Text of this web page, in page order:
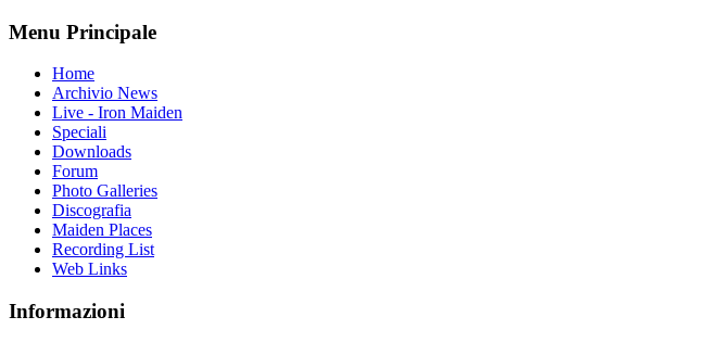
Menu Principale
Home
Archivio News
Live - Iron Maiden
Speciali
Downloads
Forum
Photo Galleries
Discografia
Maiden Places
Recording List
Web Links
Informazioni